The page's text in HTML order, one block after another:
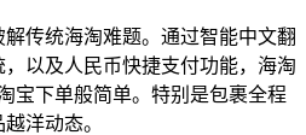
传统海淘难题。通过智能中文翻
以及人民币快捷支付功能，海淘
宝下单般简单。特别是包裹全程
洋动态。